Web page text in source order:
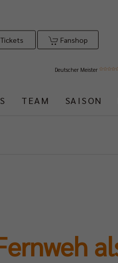
Tickets Fanshop
Deutscher Meister
TEAM SAISON